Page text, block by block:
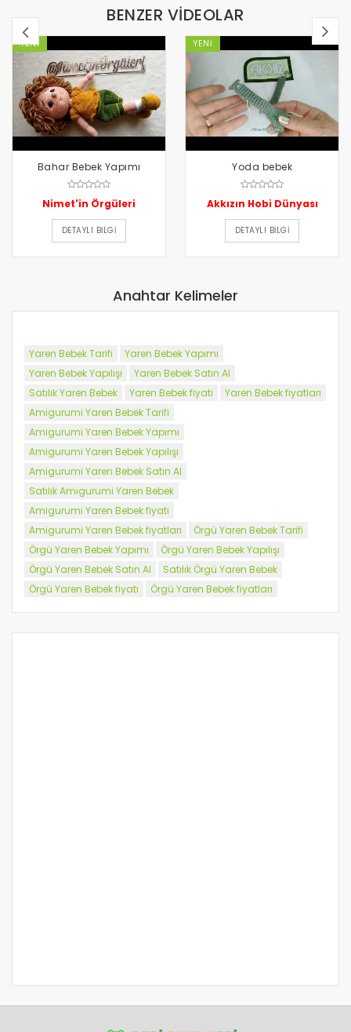
BENZER VİDEOLAR
YENI
Bahar Bebek Yapımı
Nimet'in Örgüleri
DETAYLI BILGI
YENI
Yoda bebek
Akkızın Hobi Dünyası
DETAYLI BILGI
Anahtar Kelimeler
Yaren Bebek Tarifi
Yaren Bebek Yapımı
Yaren Bebek Yapılışı
Yaren Bebek Satın Al
Satılık Yaren Bebek
Yaren Bebek fiyatı
Yaren Bebek fiyatları
Amigurumi Yaren Bebek Tarifi
Amigurumi Yaren Bebek Yapımı
Amigurumi Yaren Bebek Yapılışı
Amigurumi Yaren Bebek Satın Al
Satılık Amigurumi Yaren Bebek
Amigurumi Yaren Bebek fiyatı
Amigurumi Yaren Bebek fiyatları
Örgü Yaren Bebek Tarifi
Örgü Yaren Bebek Yapımı
Örgü Yaren Bebek Yapılışı
Örgü Yaren Bebek Satın Al
Satılık Örgü Yaren Bebek
Örgü Yaren Bebek fiyatı
Örgü Yaren Bebek fiyatları